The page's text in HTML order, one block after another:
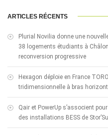
ARTICLES RÉCENTS
Plurial Novilia donne une
38 logements étudiants à
reconversion progressive
Hexagon déploie en France
tridimensionnelle à bras
Qair et PowerUp s’associent
des installations BESS de